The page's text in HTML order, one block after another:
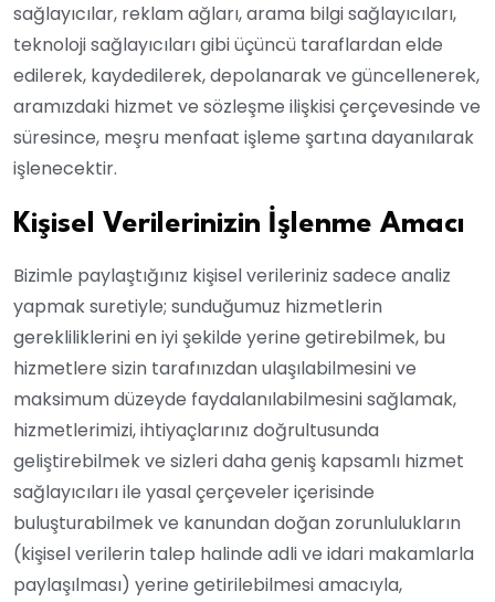
sağlayıcılar, reklam ağları, arama bilgi sağlayıcıları,
teknoloji sağlayıcıları gibi üçüncü taraflardan elde
edilerek, kaydedilerek, depolanarak ve güncellenerek,
aramızdaki hizmet ve sözleşme ilişkisi çerçevesinde ve
süresince, meşru menfaat işleme şartına dayanılarak
işlenecektir.
Kişisel Verilerinizin İşlenme Amacı
Bizimle paylaştığınız kişisel verileriniz sadece analiz
yapmak suretiyle; sunduğumuz hizmetlerin
gerekliliklerini en iyi şekilde yerine getirebilmek, bu
hizmetlere sizin tarafınızdan ulaşılabilmesini ve
maksimum düzeyde faydalanılabilmesini sağlamak,
hizmetlerimizi, ihtiyaçlarınız doğrultusunda
geliştirebilmek ve sizleri daha geniş kapsamlı hizmet
sağlayıcıları ile yasal çerçeveler içerisinde
buluşturabilmek ve kanundan doğan zorunlulukların
(kişisel verilerin talep halinde adli ve idari makamlarla
paylaşılması) yerine getirilebilmesi amacıyla,